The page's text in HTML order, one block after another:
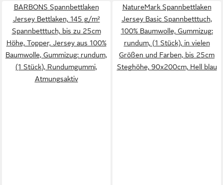
BARBONS Spannbettlaken
Jersey Bettlaken, 145 g/m²
Spannbetttuch, bis zu 25cm
Höhe, Topper, Jersey aus 100%
Baumwolle, Gummizug: rundum,
(1 Stück), Rundumgummi,
Atmungsaktiv
NatureMark Spannbettlaken
Jersey Basic Spannbetttuch,
100% Baumwolle, Gummizug:
rundum, (1 Stück), in vielen
Größen und Farben, bis 25cm
Steghöhe, 90x200cm, Hell blau